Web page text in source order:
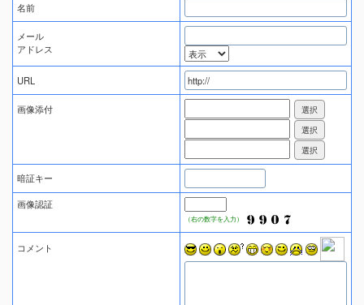
名前
メール
アドレス
URL
画像添付
暗証キー
画像認証
（右の数字を入力）
コメント